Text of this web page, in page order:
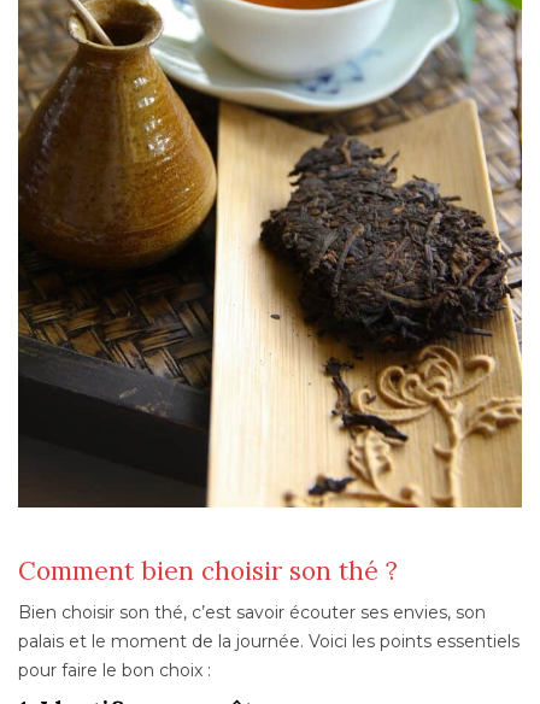
Comment bien choisir son thé ?
Bien choisir son thé, c’est savoir écouter ses envies, son
palais et le moment de la journée. Voici les points essentiels
pour faire le bon choix :